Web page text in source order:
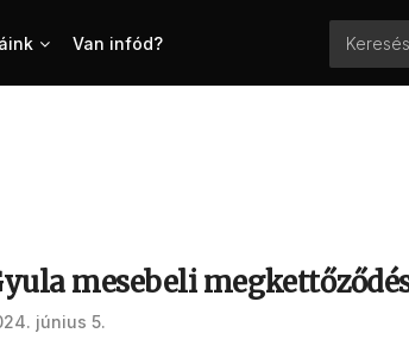
Van infód?
mesebeli
június 5.